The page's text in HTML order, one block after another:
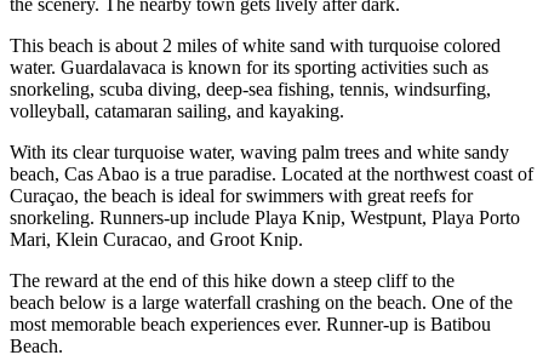
This beach is about 2 miles of white sand with turquoise colored
water. Guardalavaca is known for its sporting activities such as
snorkeling, scuba diving, deep-sea fishing, tennis, windsurfing,
volleyball, catamaran sailing, and kayaking.
With its clear turquoise water, waving palm trees and white sandy
beach, Cas Abao is a true paradise. Located at the northwest coast of
Curaçao, the beach is ideal for swimmers with great reefs for
snorkeling. Runners-up include Playa Knip, Westpunt, Playa Porto
Mari, Klein Curacao, and Groot Knip.
The reward at the end of this hike down a steep cliff to the
beach below is a large waterfall crashing on the beach. One of the
most memorable beach experiences ever. Runner-up is Batibou
Beach.